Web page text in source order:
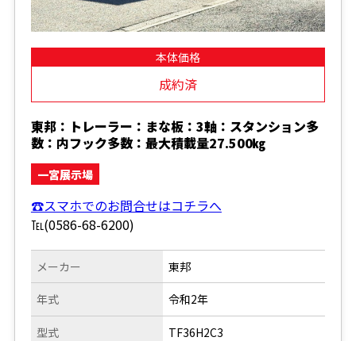
本体価格
成約済
東邦：トレーラー：まな板：3軸：スタンション多
数：内フック多数：最大積載量27.500㎏
一宮展示場
☎スマホでのお問合せはコチラへ
℡(0586-68-6200)
メーカー
年式
型式
東邦
令和2年
TF36H2C3